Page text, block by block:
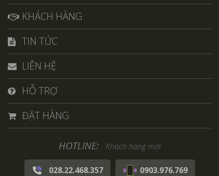
KHÁCH HÀNG
TIN TỨC
LIÊN HỆ
HỖ TRỢ
ĐẶT HÀNG
HOTLINE: Khách hàng mới
028.22.468.357 0903.976.769